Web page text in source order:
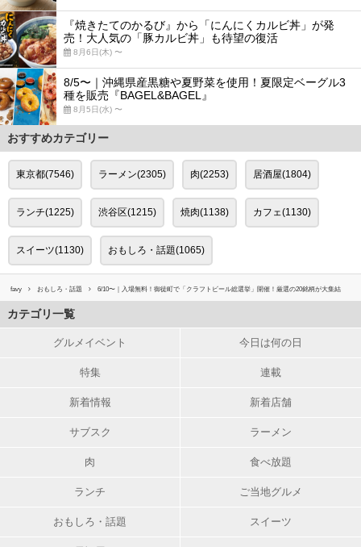
『焼きたてのかるび』から「にんにくカルビ丼」が発
売！大人気の「豚カルビ丼」も待望の復活
8月6日(木) 〜
8/5〜｜沖縄県産黒糖や夏野菜を使用！夏限定ベーグル3
種を販売『BAGEL&BAGEL』
8月5日(水) 〜
おすすめカテゴリー
東京都(7546) ラーメン(2305) 肉(2253) 居酒屋(1804)
ランチ(1225) 渋谷区(1215) 焼肉(1138) カフェ(1130)
スイーツ(1130) おもしろ・話題(1065)
favy おもしろ・話題 6/10〜｜入場無料！御徒町で「クラフトビール総選挙」開催！厳選の20銘柄が大集結
カテゴリ一覧
グルメイベント 今日は何の日
特集 連載
新着情報 新着店舗
サブスク ラーメン
肉 食べ放題
ランチ ご当地グルメ
おもしろ・話題 スイーツ